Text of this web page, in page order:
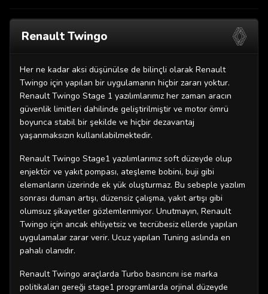
Renault Twingo
Her ne kadar aksi düşünülse de bilinçli olarak Renault
Twingo için yapılan bir uygulamanın hiçbir zararı yoktur.
Renault Twingo Stage 1 yazılımlarımız her zaman aracın
güvenlik limitleri dahilinde geliştirilmiştir ve motor ömrü
boyunca stabil bir şekilde ve hiçbir dezavantaj
yaşanmaksızın kullanılabilmektedir.
Renault Twingo Stage1 yazılımlarımız soft düzeyde olup
enjektör ve yakıt pompası, ateşleme bobini, buji gibi
elemanların üzerinde ek yük oluşturmaz. Bu sebeple yazılım
sonrası duman artışı, düzensiz çalışma, yakıt artışı gibi
olumsuz şikayetler gözlemlenmiyor. Unutmayın, Renault
Twingo için ancak ehliyetsiz ve tecrübesiz ellerde yapılan
uygulamalar zarar verir. Ucuz yapılan Tuning aslında en
pahalı olanıdır.
Renault Twingo araçlarda Turbo basıncını ise marka
politikaları gereği stage1 programlarda orjinal düzeyde